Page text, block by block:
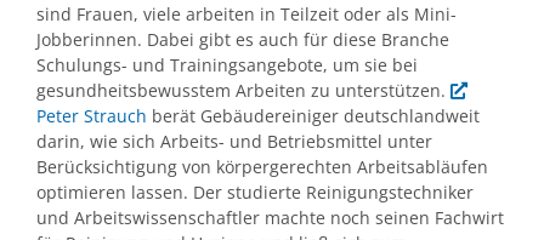
sind Frauen, viele arbeiten in Teilzeit oder als Mini-
Jobberinnen. Dabei gibt es auch für diese Branche
Schulungs- und Trainingsangebote, um sie bei
gesundheitsbewusstem Arbeiten zu unterstützen.
Peter Strauch berät Gebäudereiniger deutschlandweit
darin, wie sich Arbeits- und Betriebsmittel unter
Berücksichtigung von körpergerechten Arbeitsabläufen
optimieren lassen. Der studierte Reinigungstechniker
und Arbeitswissenschaftler machte noch seinen Fachwirt